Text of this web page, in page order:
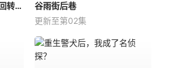
落第贤者的学院无双第二回转生，S等级作弊魔术师冒险记
谷雨街后巷
更新至第02集